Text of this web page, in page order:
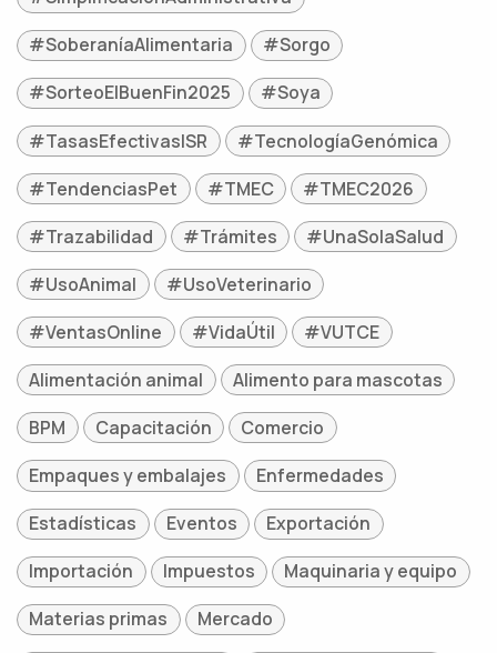
#SoberaníaAlimentaria
#Sorgo
#SorteoElBuenFin2025
#Soya
#TasasEfectivasISR
#TecnologíaGenómica
#TendenciasPet
#TMEC
#TMEC2026
#Trazabilidad
#Trámites
#UnaSolaSalud
#UsoAnimal
#UsoVeterinario
#VentasOnline
#VidaÚtil
#VUTCE
Alimentación animal
Alimento para mascotas
BPM
Capacitación
Comercio
Empaques y embalajes
Enfermedades
Estadísticas
Eventos
Exportación
Importación
Impuestos
Maquinaria y equipo
Materias primas
Mercado